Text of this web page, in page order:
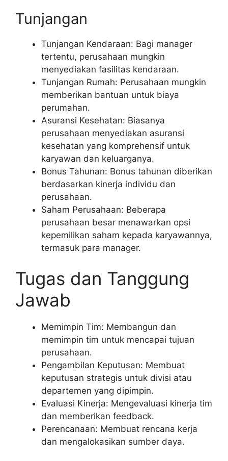
Tunjangan
Tunjangan Kendaraan: Bagi manager
tertentu, perusahaan mungkin
menyediakan fasilitas kendaraan.
Tunjangan Rumah: Perusahaan mungkin
memberikan bantuan untuk biaya
perumahan.
Asuransi Kesehatan: Biasanya
perusahaan menyediakan asuransi
kesehatan yang komprehensif untuk
karyawan dan keluarganya.
Bonus Tahunan: Bonus tahunan diberikan
berdasarkan kinerja individu dan
perusahaan.
Saham Perusahaan: Beberapa
perusahaan besar menawarkan opsi
kepemilikan saham kepada karyawannya,
termasuk para manager.
Tugas dan Tanggung
Jawab
Memimpin Tim: Membangun dan
memimpin tim untuk mencapai tujuan
perusahaan.
Pengambilan Keputusan: Membuat
keputusan strategis untuk divisi atau
departemen yang dipimpin.
Evaluasi Kinerja: Mengevaluasi kinerja tim
dan memberikan feedback.
Perencanaan: Membuat rencana kerja
dan mengalokasikan sumber daya.